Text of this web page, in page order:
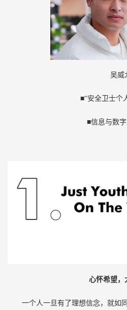
吴威
■“安全卫士个
■信息与数
心怀希望，
一个人一旦有了理想信念，就如